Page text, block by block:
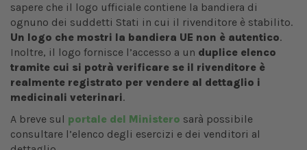
sapere che il logo ufficiale contiene la bandiera di
ognuno dei suddetti Stati in cui il rivenditore è stabilito.
Un logo che mostri la bandiera UE non è autentico.
Inoltre, il logo fornisce l’accesso a un duplice elenco
tramite cui si potrà verificare se il rivenditore è
realmente registrato per vendere al dettaglio i
medicinali veterinari.
A breve sul portale del Ministero sarà possibile
consultare l’elenco degli esercizi e dei venditori al